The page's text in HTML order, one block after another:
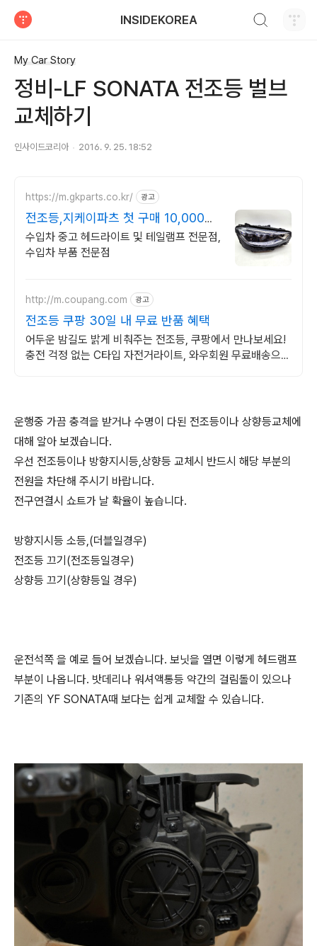
INSIDEKOREA
My Car Story
정비-LF SONATA 전조등 벌브
교체하기
인사이드코리아 2016. 9. 25. 18:52
https://m.gkparts.co.kr/ 광고
전조등,지케이파츠 첫 구매 10,000원
쿠폰
수입차 중고 헤드라이트 및 테일램프 전문점,
수입차 부품 전문점
http://m.coupang.com 광고
전조등 쿠팡 30일 내 무료 반품 혜택
어두운 밤길도 밝게 비춰주는 전조등, 쿠팡에서 만나보세요!
충전 걱정 없는 C타입 자전거라이트, 와우회원 무료배송으로
운행중 가끔 충격을 받거나 수명이 다된 전조등이나 상향등교체에
대해 알아 보겠습니다.
우선 전조등이나 방향지시등,상향등 교체시 반드시 해당 부분의
전원을 차단해 주시기 바랍니다.
전구연결시 쇼트가 날 확율이 높습니다.
방향지시등 소등,(더블일경우)
전조등 끄기(전조등일경우)
상향등 끄기(상향등일 경우)
운전석쪽 을 예로 들어 보겠습니다. 보닛을 열면 이렇게 헤드램프
부분이 나옵니다. 밧데리나 워셔액통등 약간의 걸림돌이 있으나
기존의 YF SONATA때 보다는 쉽게 교체할 수 있습니다.